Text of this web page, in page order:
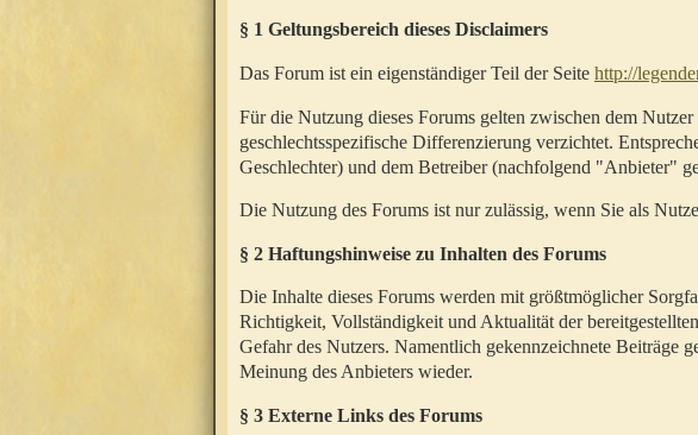
§ 1 Geltungsbereich dieses Disclaimers
Das Forum ist ein eigenständiger Teil der Seite http://
Für die Nutzung dieses Forums gelten zwischen dem
geschlechtsspezifische Differenzierung verzichtet.
Geschlechter) und dem Betreiber (nachfolgend "Anbieter"
Die Nutzung des Forums ist nur zulässig, wenn Sie als
§ 2 Haftungshinweise zu Inhalten des Forums
Die Inhalte dieses Forums werden mit größtmöglicher
Richtigkeit, Vollständigkeit und Aktualität der
Gefahr des Nutzers. Namentlich gekennzeichnete Beiträge
Meinung des Anbieters wieder.
§ 3 Externe Links des Forums